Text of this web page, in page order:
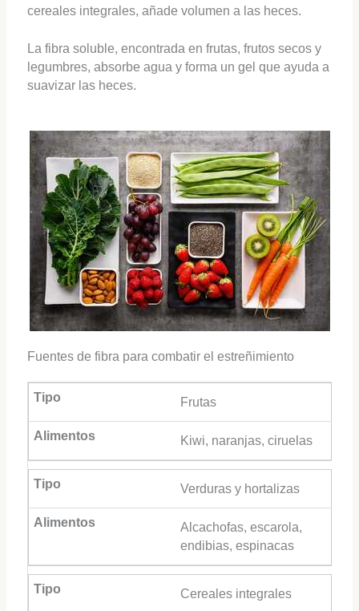
cereales integrales, añade volumen a las heces.
La fibra soluble, encontrada en frutas, frutos secos y
legumbres, absorbe agua y forma un gel que ayuda a
suavizar las heces.
Fuentes de fibra para combatir el estreñimiento
Frutas
Kiwi, naranjas, ciruelas
Verduras y hortalizas
Alcachofas, escarola,
endibias, espinacas
Cereales integrales